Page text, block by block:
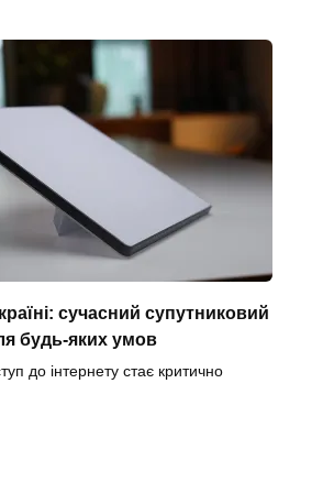
сучасний супутниковий
будь-яких умов
до інтернету стає критично